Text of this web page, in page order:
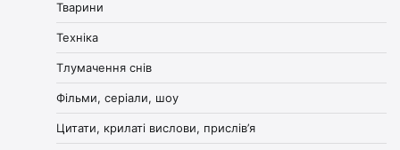
Тварини
Техніка
Тлумачення снів
Фільми, серіали, шоу
Цитати, крилаті вислови, прислів’я